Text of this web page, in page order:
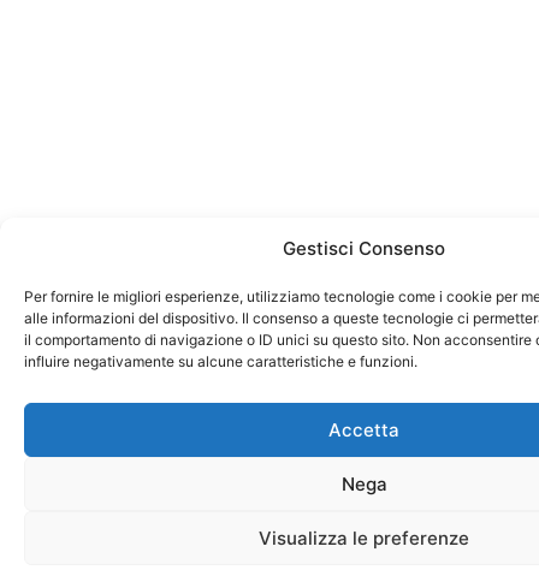
Gestisci Consenso
Per fornire le migliori esperienze, utilizziamo tecnologie come i cookie per
alle informazioni del dispositivo. Il consenso a queste tecnologie ci
il comportamento di navigazione o ID unici su questo sito. Non acconsentire
influire negativamente su alcune caratteristiche e funzioni.
Accetta
Nega
Visualizza le preferenze